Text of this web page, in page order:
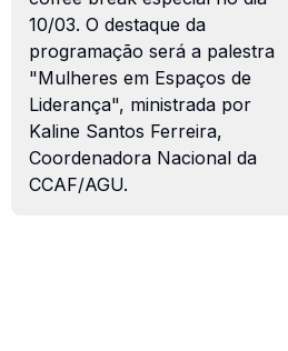
10/03. O destaque da
programação será a palestra
"Mulheres em Espaços de
Liderança", ministrada por
Kaline Santos Ferreira,
Coordenadora Nacional da
CCAF/AGU.